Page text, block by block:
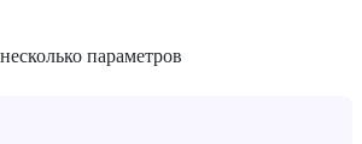
параметров